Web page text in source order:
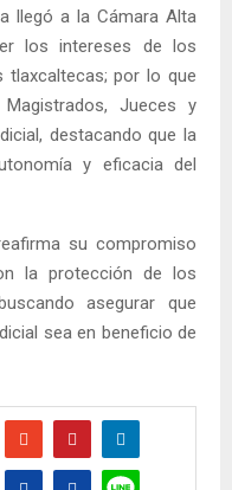
llegó a la Cámara Alta
los intereses de los
tlaxcaltecas; por lo que
Jueces y
destacando que la
y eficacia del
su compromiso
la protección de los
asegurar que
sea en beneficio de